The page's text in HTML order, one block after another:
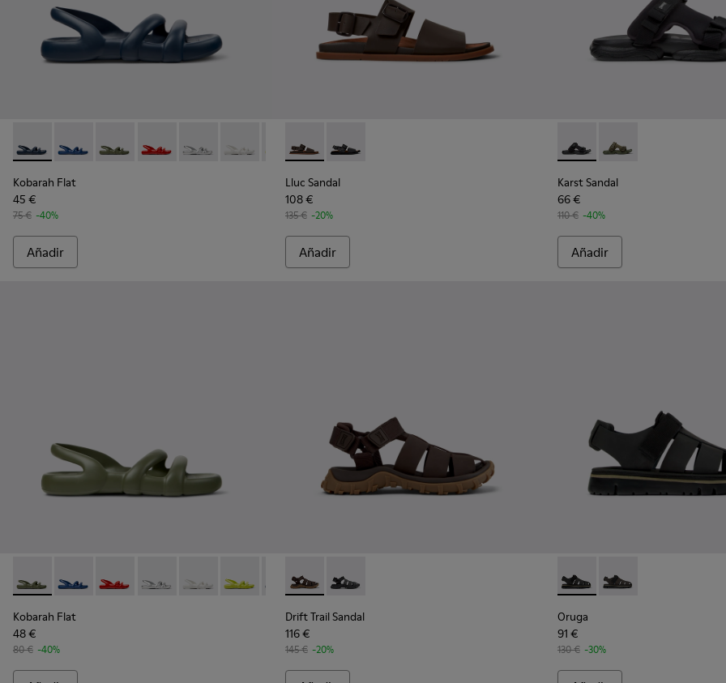
Kobarah Flat - K100957-011 - Sandalias azules.
Kobarah Flat - K100957-021
Kobarah Flat - K100957-018 - Sandalias verdes para hombre.
Kobarah Flat - K100957-015 - Sandalias rojas.
Kobarah Flat - K100957-014
Kobarah Flat - K100957-013 - Sandalias blancas.
Kobarah Flat - K100957-012 - Sandalias amarillas.
Kobarah Flat - K100957-006
Kobarah Flat - K100957-005
Kobarah Flat - K100957-004 - Sandalia multicolor unisex
Kobarah Flat - K100957-003
Kobarah Flat - K100957-001 - Sandalias
Kobarah Flat
45 €
75 € -40%
Añadir
Lluc Sandal - K101092-002 - Sandalias de piel marrones para hombre.
Lluc Sandal - K101092-001 - Sandalias de piel negras para hombre.
Lluc Sandal
108 €
135 € -20%
Añadir
Karst Sandal - K101103-001
Karst Sandal -
Karst Sandal
66 €
110 € -40%
Añadir
Kobarah Flat - K100957-018 - Sandalias verdes para hombre.
Kobarah Flat - K100957-021
Kobarah Flat - K100957-015 - Sandalias rojas.
Kobarah Flat - K100957-014
Kobarah Flat - K100957-013 - Sandalias blancas.
Kobarah Flat - K100957-012 - Sandalias amarillas.
Kobarah Flat - K100957-011 - Sandalias azules.
Kobarah Flat - K100957-006
Kobarah Flat - K100957-005
Kobarah Flat - K100957-004 - Sandalia multicolor unisex
Kobarah Flat - K100957-003
Kobarah Flat - K100957-001 - Sandalias
Kobarah Flat
48 €
80 € -40%
Drift Trail Sandal - K101090-002 - Sandalias de piel y tejido marrones para
Drift Trail Sandal - K101090-001 - Sandalias de piel y tejido negras
Drift Trail Sandal
116 €
145 € -20%
Oruga - K100285-007 -
Oruga - K100285-
Oruga
91 €
130 € -30%